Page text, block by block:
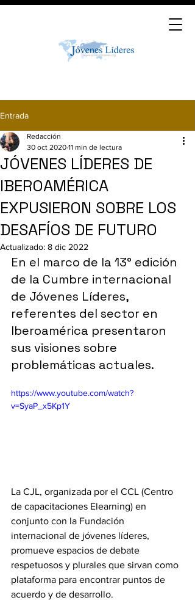
Entrada
JÓVENES LÍDERES DE
IBEROAMÉRICA
EXPUSIERON SOBRE LOS
DESAFÍOS DE FUTURO
Redacción
30 oct 2020 11 min de lectura
Actualizado: 8 dic 2022
En el marco de la 13° edición
de la Cumbre internacional
de Jóvenes Líderes,
referentes del sector en
Iberoamérica presentaron
sus visiones sobre
problemáticas actuales.
https://www.youtube.com/watch?
v=SyaP_x5Kp1Y
La CJL, organizada por el CCL (Centro
de capacitaciones Elearning) en
conjunto con la Fundación
internacional de jóvenes líderes,
promueve espacios de debate
respetuosos y plurales que sirvan como
plataforma para encontrar puntos de
acuerdo y de desarrollo.